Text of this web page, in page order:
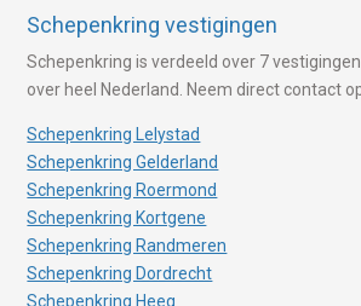
Schepenkring vestigingen
Schepenkring is verdeeld over 7
over heel Nederland. Neem direct contact
Schepenkring Lelystad
Schepenkring Gelderland
Schepenkring Roermond
Schepenkring Kortgene
Schepenkring Randmeren
Schepenkring Dordrecht
Schepenkring Heeg